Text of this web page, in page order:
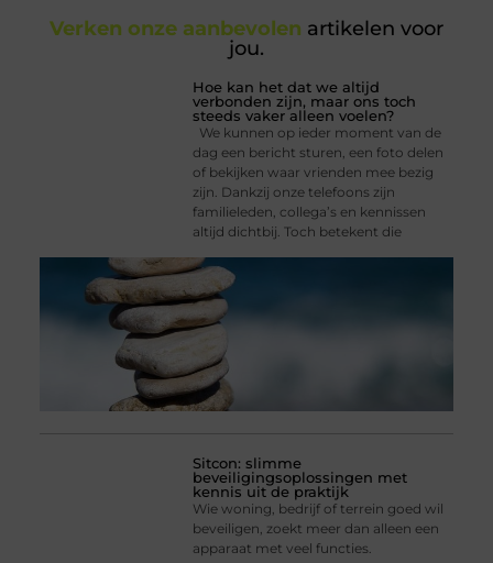
Verken onze aanbevolen artikelen voor
jou.
Hoe kan het dat we altijd
verbonden zijn, maar ons toch
steeds vaker alleen voelen?
We kunnen op ieder moment van de
dag een bericht sturen, een foto delen
of bekijken waar vrienden mee bezig
zijn. Dankzij onze telefoons zijn
familieleden, collega’s en kennissen
altijd dichtbij. Toch betekent die
Sitcon: slimme
beveiligingsoplossingen met
kennis uit de praktijk
Wie woning, bedrijf of terrein goed wil
beveiligen, zoekt meer dan alleen een
apparaat met veel functies.